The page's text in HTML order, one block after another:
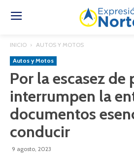
INICIO AUTOS Y MOTOS
Autos y Motos
Por la escasez de
interrumpen la
documentos
conducir
9 agosto, 2023